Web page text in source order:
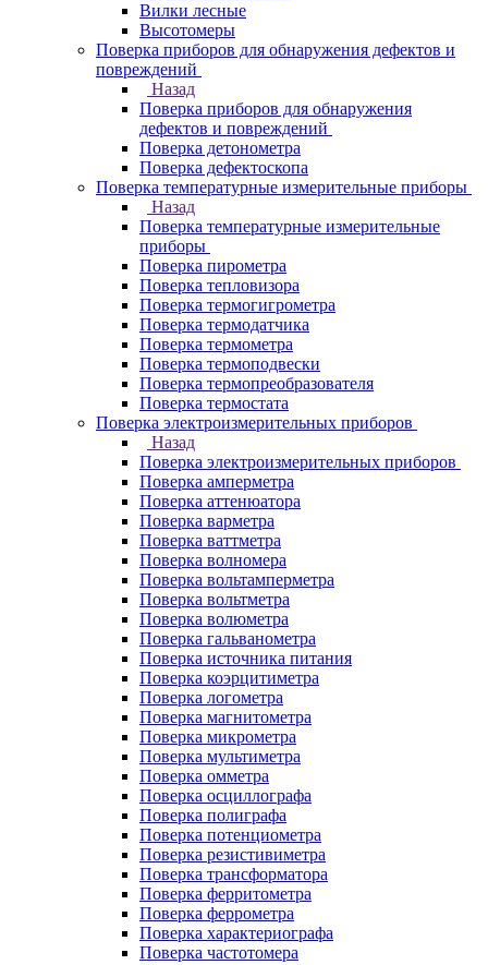
Вилки лесные
Высотомеры
Поверка приборов для обнаружения дефектов и
повреждений
Назад
Поверка приборов для обнаружения
дефектов и повреждений
Поверка детонометра
Поверка дефектоскопа
Поверка температурные измерительные приборы
Назад
Поверка температурные измерительные
приборы
Поверка пирометра
Поверка тепловизора
Поверка термогигрометра
Поверка термодатчика
Поверка термометра
Поверка термоподвески
Поверка термопреобразователя
Поверка термостата
Поверка электроизмерительных приборов
Назад
Поверка электроизмерительных приборов
Поверка амперметра
Поверка аттенюатора
Поверка варметра
Поверка ваттметра
Поверка волномера
Поверка вольтамперметра
Поверка вольтметра
Поверка волюметра
Поверка гальванометра
Поверка источника питания
Поверка коэрцитиметра
Поверка логометра
Поверка магнитометра
Поверка микрометра
Поверка мультиметра
Поверка омметра
Поверка осциллографа
Поверка полиграфа
Поверка потенциометра
Поверка резистивиметра
Поверка трансформатора
Поверка ферритометра
Поверка феррометра
Поверка характериографа
Поверка частотомера